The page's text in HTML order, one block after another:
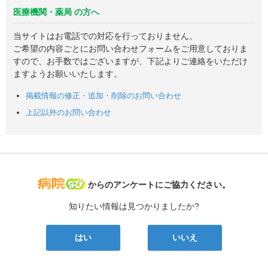
医療機関・薬局 の方へ
当サイトはお電話での対応を行っておりません。
ご希望の内容ごとにお問い合わせフォームをご用意しておりま
すので、お手数ではございますが、下記よりご連絡をいただけ
ますようお願いいたします。
掲載情報の修正・追加・削除のお問い合わせ
上記以外のお問い合わせ
病院なび
からのアンケートにご協力ください。
知りたい情報は見つかりましたか?
はい いいえ